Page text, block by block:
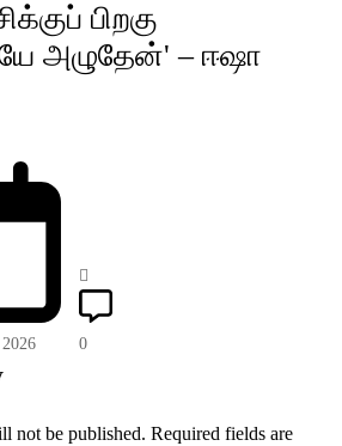
பிறகு
அழுதேன்' – ஈஷா
0
not be published. Required fields are